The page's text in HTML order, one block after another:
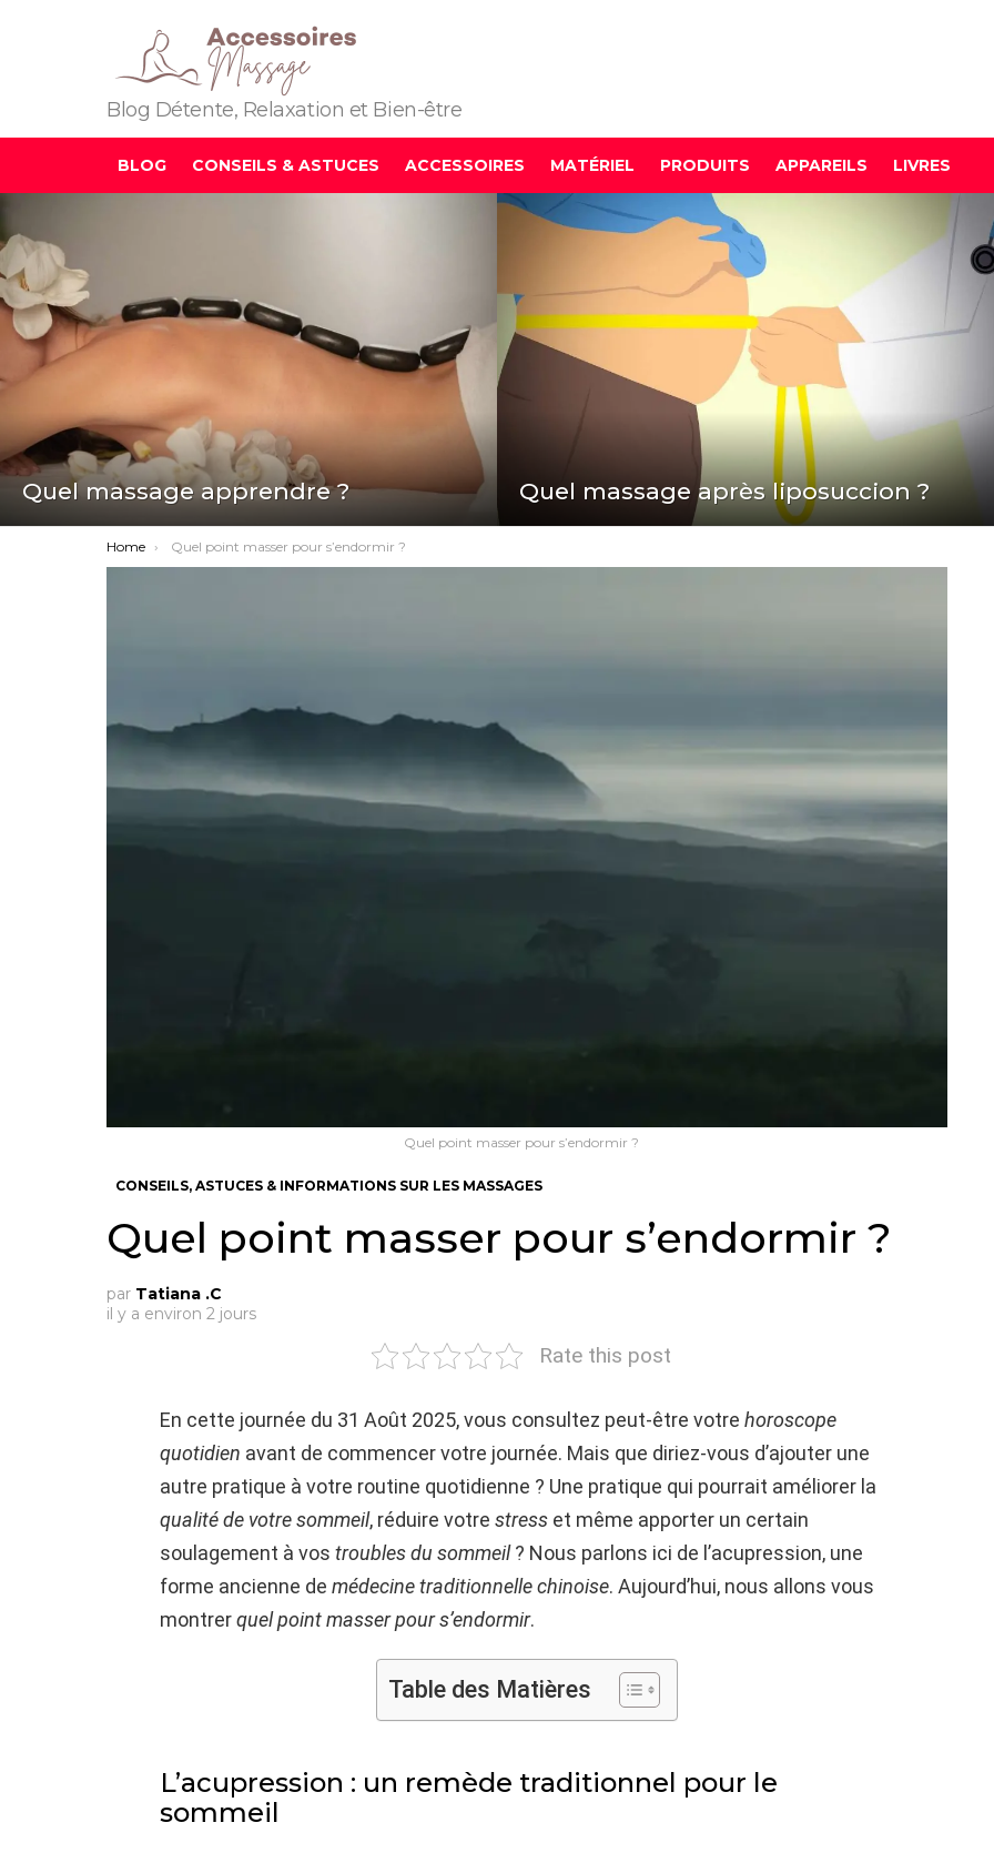
Blog Détente, Relaxation et Bien-être
BLOG CONSEILS & ASTUCES ACCESSOIRES MATÉRIEL PRODUITS APPAREILS LIVRES
Quel massage apprendre ? Quel massage après liposuccion ?
You are here:
Home Quel point masser pour s’endormir ?
Quel point masser pour s’endormir ?
CONSEILS, ASTUCES & INFORMATIONS SUR LES MASSAGES
Quel point masser pour s’endormir ?
par Tatiana .C
il y a environ 2 jours
Rate this post
En cette journée du 31 Août 2025, vous consultez peut-être votre horoscope
quotidien avant de commencer votre journée. Mais que diriez-vous d’ajouter une
autre pratique à votre routine quotidienne ? Une pratique qui pourrait améliorer la
qualité de votre sommeil, réduire votre stress et même apporter un certain
soulagement à vos troubles du sommeil? Nous parlons ici de l’acupression, une
forme ancienne de médecine traditionnelle chinoise. Aujourd’hui, nous allons vous
montrerquel point masser pour s’endormir.
Table des Matières
L’acupression : un remède traditionnel pour le
sommeil